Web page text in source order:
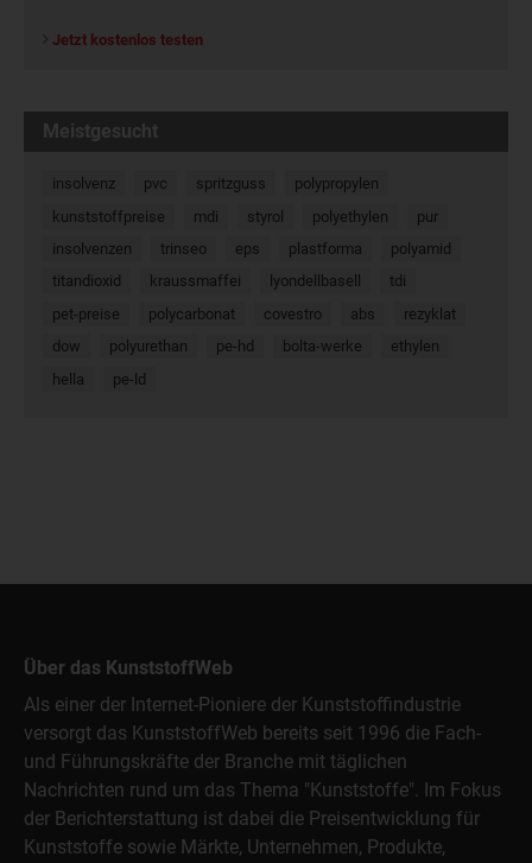
Jetzt kostenlos testen
Meistgesucht
insolvenz pvc spritzguss
polypropylen
kunststoffpreise
mdi styrol polyethylen
pur
insolvenzen
trinseo eps plastforma
polyamid
titandioxid
kraussmaffei lyondellbasell
tdi
pet-preise
polycarbonat covestro abs
rezyklat
dow
polyurethan pe-hd bolta-werke
ethylen
hella
pe-ld
Über das KunststoffWeb
Als einer der Internet-Pioniere der Kunststoffindustrie
versorgt das KunststoffWeb bereits seit 1996 die Fach-
und Führungskräfte der Branche mit täglichen
Nachrichten rund um das Thema "Kunststoffe". Im Fokus
der Berichterstattung ist dabei die Preisentwicklung für
Kunststoffe sowie Märkte, Unternehmen, Produkte,